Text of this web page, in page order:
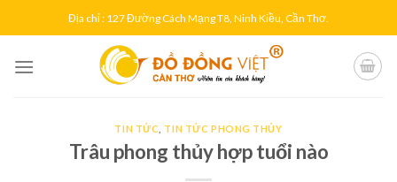
to
Địa chỉ : 127 Đường Cách Mạng T8, Ninh Kiều, Cần Thơ.
TIN TỨC TIN TỨC PHONG THỦY
Trâu phong thủy hợp tuổi nào